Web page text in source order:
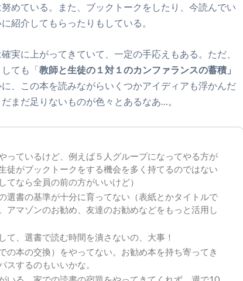
めている。また、ブックトークをしたり、今読んでい
紹介してもらったりもしている。
実に上がってきていて、一定の手応えもある。ただ、
ても「教師と生徒の１対１のカンファランスの蓄積」
、この本を読みながらいくつかアイディアも浮かんだ
まだ足りないものが色々とあるなあ…。
っているけど、例えば５人グループになってやる方が
徒がブックトークをする機会を多く持てるのではない
てなら全員の前の方がいいけど）
選書の基準が十分に育ってない（表紙とかタイトルで
アマゾンのお勧め、友達のお勧めなどをもっと活用し
て、選書で読む時間を潰さないの、大事！
の本の交換）をやってない。お勧め本を持ち寄ってき
スするのもいいかな。